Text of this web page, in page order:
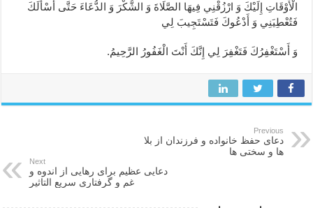
الْأَوْقَاتِ إِلَيْكَ وَ ارْزُقْنِي فِيهَا الصَّلَاةَ وَ الشُّكْرَ وَ الدُّعَاءَ حَتَّى أَسْأَلَكَ
فَتُعْطِيَنِي وَ أَدْعُوكَ فَتَسْتَجِيبَ لِي
وَ أَسْتَغْفِرُكَ فَتَغْفِرَ لِي إِنَّكَ أَنْتَ الْغَفُورُ الرَّحِيمُ.
Previous
دعای حفظ خانواده و فرزندان از بلا
ها و سختی ها
Next
دعایی عظیم برای رهایی از اندوه و
غم و گرفتاری سریع التاثیر